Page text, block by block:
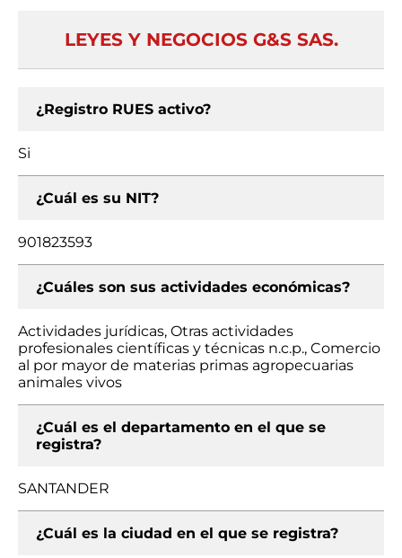
LEYES Y NEGOCIOS G&S SAS.
¿Registro RUES activo?
Si
¿Cuál es su NIT?
901823593
¿Cuáles son sus actividades económicas?
Actividades jurídicas, Otras actividades
profesionales científicas y técnicas n.c.p., Comercio
al por mayor de materias primas agropecuarias
animales vivos
¿Cuál es el departamento en el que se
registra?
SANTANDER
¿Cuál es la ciudad en el que se registra?